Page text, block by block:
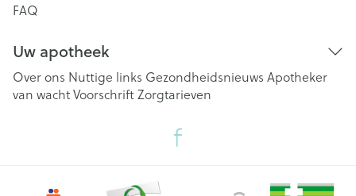
FAQ
Uw apotheek
Over ons Nuttige links Gezondheidsnieuws Apotheker
van wachtVoorschriftZorgtarieven